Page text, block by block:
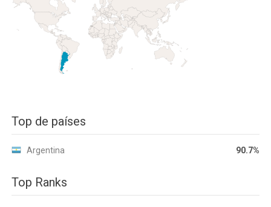
Top de países
Argentina 90.7%
Top Ranks